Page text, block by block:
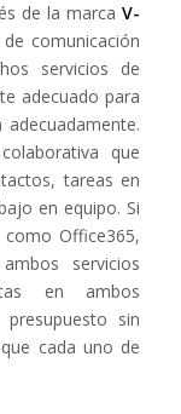
de la marcaV-
comunicación
servicios de
adecuado para
que
tareas en
en equipo. Si
Office365,
servicios
en ambos
sin
cada uno de